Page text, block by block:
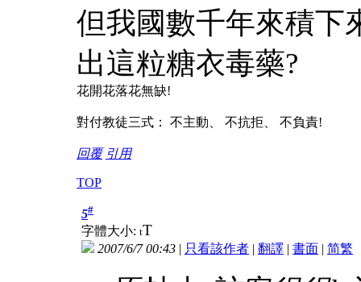
但我國數千年來積下
出這粒糖衣毒藥?
花開花落花無缺!
對付教徒三式： 不主動、 不抗拒、 不負責!
回覆 引用
TOP
5#
字體大小: tT
2007/6/7 00:43 | 只看該作者 | 翻譯 | 書面 | 简繁